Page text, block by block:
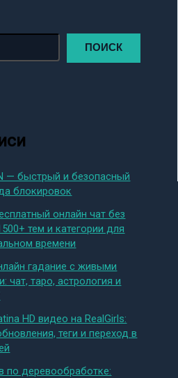
ПОИСК
— быстрый и безопасный
блокировок
онлайн чат без
тем и категории для
времени
гадание с живыми
чат, таро, астрология и
HD видео на RealGirls:
теги и переход в
по деревообработке: